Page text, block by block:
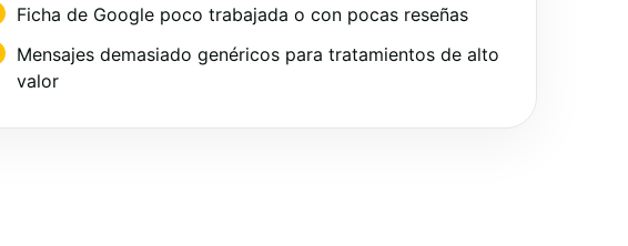
Ficha de Google poco trabajada o con pocas reseñas
Mensajes demasiado genéricos para tratamientos de alto
valor